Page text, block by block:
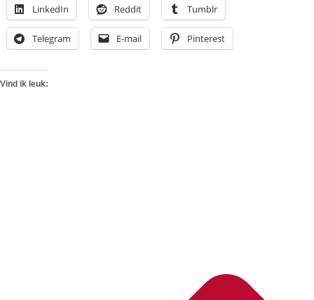
LinkedIn Reddit Tumblr
Telegram E-mail Pinterest
Vind ik leuk: